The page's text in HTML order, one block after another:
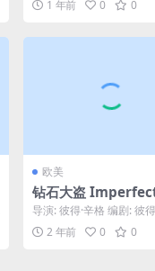
1 年前 0 0
欧美
钻石大盗
(2016)
导演: 彼得·辛格 编剧: 彼
格 / Jonathan Singer 主演...
2 年前 0 0